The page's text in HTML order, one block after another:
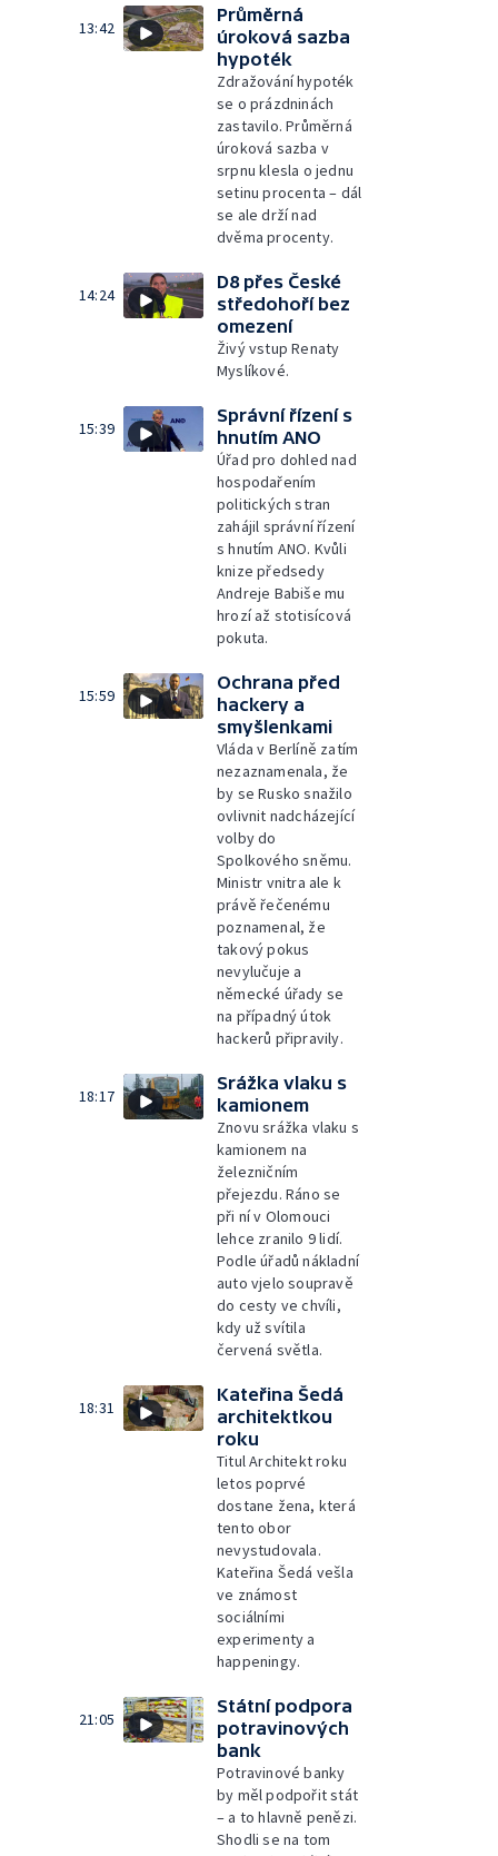
13:42
Průměrná
úroková sazba
hypoték
Zdražování hypoték
se o prázdninách
zastavilo. Průměrná
úroková sazba v
srpnu klesla o jednu
setinu procenta – dál
se ale drží nad
dvěma procenty.
14:24
D8 přes České
středohoří bez
omezení
Živý vstup Renaty
Myslíkové.
15:39
Správní řízení s
hnutím ANO
Úřad pro dohled nad
hospodařením
politických stran
zahájil správní řízení
s hnutím ANO. Kvůli
knize předsedy
Andreje Babiše mu
hrozí až stotisícová
pokuta.
15:59
Ochrana před
hackery a
smyšlenkami
Vláda v Berlíně zatím
nezaznamenala, že
by se Rusko snažilo
ovlivnit nadcházející
volby do
Spolkového sněmu.
Ministr vnitra ale k
právě řečenému
poznamenal, že
takový pokus
nevylučuje a
německé úřady se
na případný útok
hackerů připravily.
18:17
Srážka vlaku s
kamionem
Znovu srážka vlaku s
kamionem na
železničním
přejezdu. Ráno se
při ní v Olomouci
lehce zranilo 9 lidí.
Podle úřadů nákladní
auto vjelo soupravě
do cesty ve chvíli,
kdy už svítila
červená světla.
18:31
Kateřina Šedá
architektkou
roku
Titul Architekt roku
letos poprvé
dostane žena, která
tento obor
nevystudovala.
Kateřina Šedá vešla
ve známost
sociálními
experimenty a
happeningy.
21:05
Státní podpora
potravinových
bank
Potravinové banky
by měl podpořit stát
– a to hlavně penězi.
Shodli se na tom